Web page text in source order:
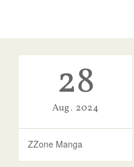
28
Aug 2024
ZZone Manga